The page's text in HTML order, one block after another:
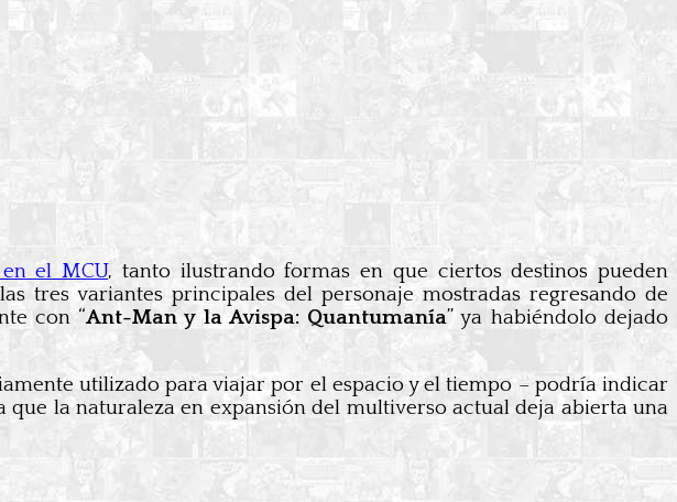
el MCU, tanto ilustrando formas en que ciertos destinos pueden
tres variantes principales del personaje mostradas regresando de
con “Ant-Man y la Avispa: Quantumanía” ya habiéndolo dejado
utilizado para viajar por el espacio y el tiempo – podría indicar
la naturaleza en expansión del multiverso actual deja abierta una